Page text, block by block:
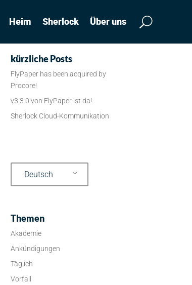
Heim Sherlock Über uns
kürzliche Posts
FlyPaper has been acquired by
Procore!
v3.3.0 von FlyPaper ist da!
Sherlock Cloud-Kommunikation
Deutsch
Themen
Akademie
Ankündigungen
Täglich
Vorfall